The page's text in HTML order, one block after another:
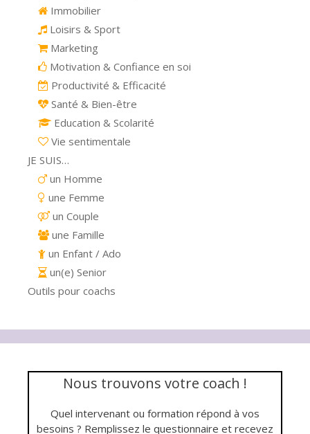
Immobilier
Loisirs & Sport
Marketing
Motivation & Confiance en soi
Productivité & Efficacité
Santé & Bien-être
Education & Scolarité
Vie sentimentale
JE SUIS…
un Homme
une Femme
un Couple
une Famille
un Enfant / Ado
un(e) Senior
Outils pour coachs
Nous trouvons votre coach !
Quel intervenant ou formation répond à vos
besoins ? Remplissez le questionnaire et recevez